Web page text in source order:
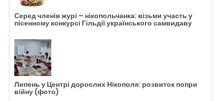
Серед членів журі – нікопольчанка: візьми участь у
пісенному конкурсі Гільдії українського самвидаву
Липень у Центрі дорослих Нікополя: розвиток попри
війну (фото)